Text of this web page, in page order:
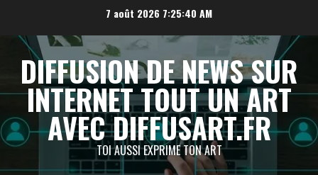
contenu
7 août 20267:25:41 AM
DIFFUSION DE NEWS SUR
INTERNET TOUT UN ART
AVEC DIFFUSART.FR
TOI AUSSI EXPRIME TON ART